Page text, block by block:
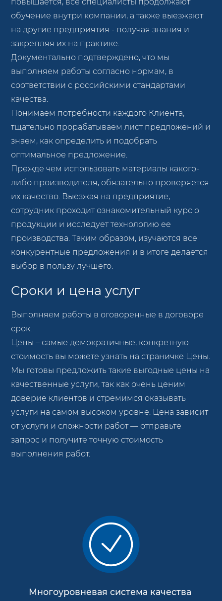
обучение внутри компании, а также выезжают
на другие предприятия - получая знания и
закрепляя их на практике.
Документально подтверждено, что мы
выполняем работы согласно нормам, в
соответствии с российскими стандартами
качества.
Понимаем потребности каждого Клиента,
тщательно прорабатываем лист предложений и
знаем, как определить и подобрать
оптимальное предложение.
Прежде чем использовать материалы какого-
либо производителя, обязательно проверяется
их качество. Выезжая на предприятие,
сотрудник проходит ознакомительный курс о
продукции и исследует технологию ее
производства. Таким образом, изучаются все
конкурентные предложения и в итоге делается
выбор в пользу лучшего.
Сроки и цена услуг
Выполняем работы в оговоренные в договоре
срок.
Цены – самые демократичные, конкретную
стоимость вы можете узнать на страничке Цены.
Мы готовы предложить такие выгодные цены на
качественные услуги, так как очень ценим
доверие клиентов и стремимся оказывать
услуги на самом высоком уровне. Цена зависит
от услуги и сложности работ — отправьте
запрос и получите точную стоимость
выполнения работ.
Многоуровневая система качества